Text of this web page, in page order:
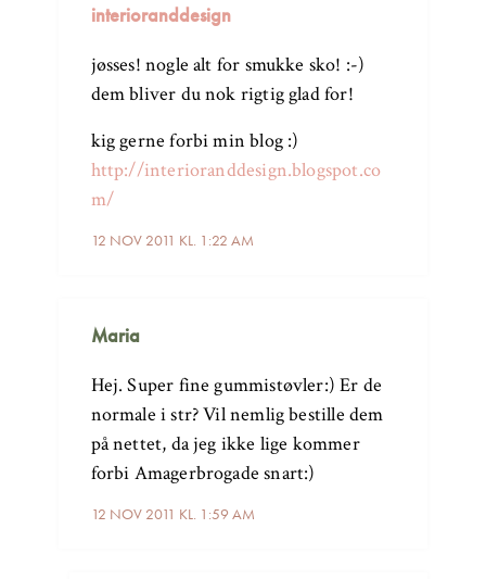
interioranddesign
12 NOV 2011 KL. 1:22 AM
jøsses! nogle alt for smukke sko! :-)
dem bliver du nok rigtig glad for!
kig gerne forbi min blog :)
http://interioranddesign.blogspot.co
m/
Maria
12 NOV 2011 KL. 1:59 AM
Hej. Super fine gummistøvler:) Er de
normale i str? Vil nemlig bestille dem
på nettet, da jeg ikke lige kommer
forbi Amagerbrogade snart:)